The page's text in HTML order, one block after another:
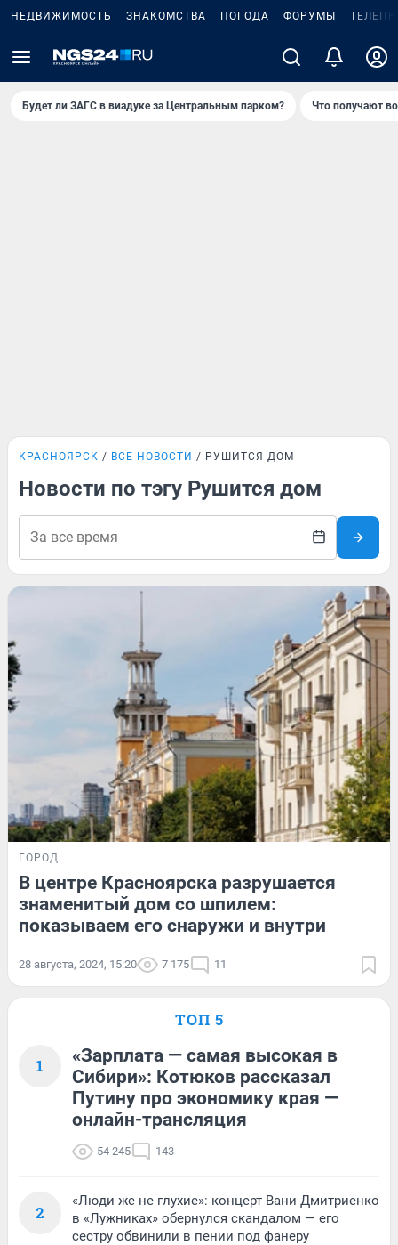
НЕДВИЖИМОСТЬ ЗНАКОМСТВА ПОГОДА ФОРУМЫ
Будет ли ЗАГС в виадуке за Центральным парком? Что получают
КРАСНОЯРСК ВСЕ НОВОСТИ РУШИТСЯ ДОМ
Новости по тэгу Рушится дом
ГОРОД
В центре Красноярска разрушается
знаменитый дом со шпилем:
показываем его снаружи и внутри
28 августа, 2024, 15:20 7 175 11
ТОП 5
1
«Зарплата — самая высокая в
Сибири»: Котюков рассказал
Путину про экономику края —
онлайн-трансляция
54 245 143
2
«Люди же не глухие»: концерт Вани Дмитриенко
в «Лужниках» обернулся скандалом — его
сестру обвинили в пении под фанеру